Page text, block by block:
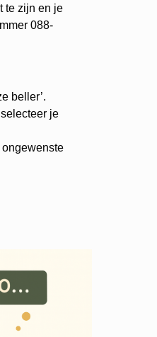
te zijn en je
088-
beller’.
je